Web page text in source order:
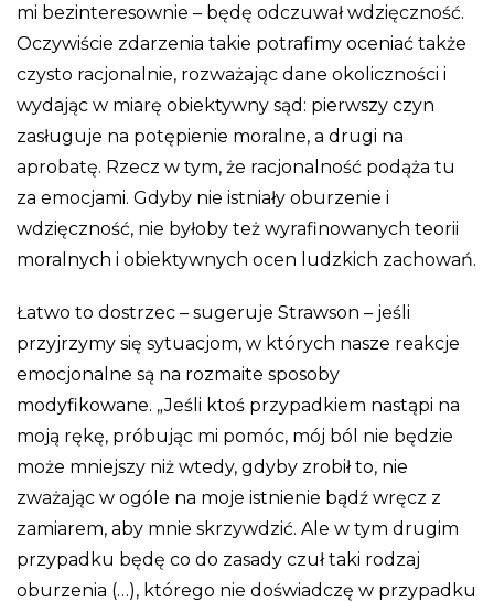
mi bezinteresownie – będę odczuwał wdzięczność.
Oczywiście zdarzenia takie potrafimy oceniać także
czysto racjonalnie, rozważając dane okoliczności i
wydając w miarę obiektywny sąd: pierwszy czyn
zasługuje na potępienie moralne, a drugi na
aprobatę. Rzecz w tym, że racjonalność podąża tu
za emocjami. Gdyby nie istniały oburzenie i
wdzięczność, nie byłoby też wyrafinowanych teorii
moralnych i obiektywnych ocen ludzkich zachowań.
Łatwo to dostrzec – sugeruje Strawson – jeśli
przyjrzymy się sytuacjom, w których nasze reakcje
emocjonalne są na rozmaite sposoby
modyfikowane. „Jeśli ktoś przypadkiem nastąpi na
moją rękę, próbując mi pomóc, mój ból nie będzie
może mniejszy niż wtedy, gdyby zrobił to, nie
zważając w ogóle na moje istnienie bądź wręcz z
zamiarem, aby mnie skrzywdzić. Ale w tym drugim
przypadku będę co do zasady czuł taki rodzaj
oburzenia (…), którego nie doświadczę w przypadku